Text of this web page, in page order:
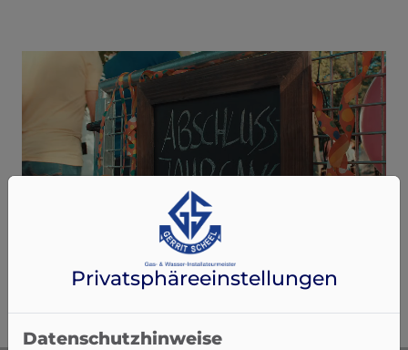
Privatsphäre­einstellungen
Datenschutzhinweise